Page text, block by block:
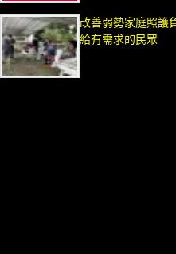
改善弱勢家庭照護
給有需求的民眾